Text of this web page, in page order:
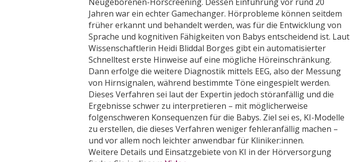
Jahren war ein echter Gamechanger. Hörprobleme können seitdem
früher erkannt und behandelt werden, was für die Entwicklung von
Sprache und kognitiven Fähigkeiten von Babys entscheidend ist. Laut
Wissenschaftlerin Heidi Bliddal Borges gibt ein automatisierter
Schnelltest erste Hinweise auf eine mögliche Höreinschränkung.
Dann erfolge die weitere Diagnostik mittels EEG, also der Messung
von Hirnsignalen, während bestimmte Töne eingespielt werden.
Dieses Verfahren sei laut der Expertin jedoch störanfällig und die
Ergebnisse schwer zu interpretieren – mit möglicherweise
folgenschweren Konsequenzen für die Babys. Ziel sei es, KI-Modelle
zu erstellen, die dieses Verfahren weniger fehleranfällig machen –
und vor allem noch leichter anwendbar für Kliniker:innen.
Weitere Details und Einsatzgebiete von KI in der Hörversorgung